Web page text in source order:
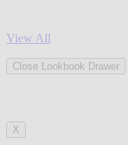
View All
Close Lookbook Drawer
X